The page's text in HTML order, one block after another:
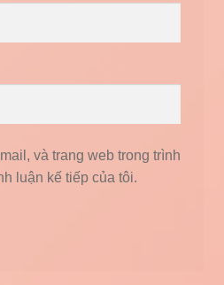
và trang web trong trình
luận kế tiếp của tôi.